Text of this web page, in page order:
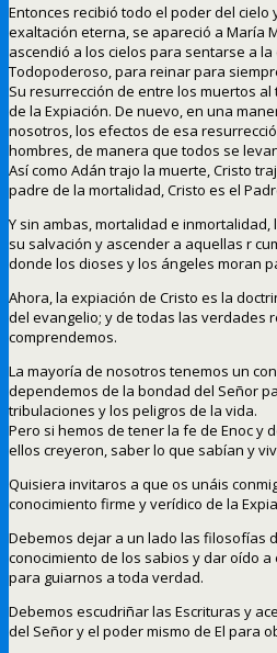
Entonces recibió todo el poder del cielo
exaltación eterna, se apareció a María
ascendió a los cielos para sentarse a
Todopoderoso, para reinar para
Su resurrección de entre los muertos
de la Expiación. De nuevo, en una
nosotros, los efectos de esa
hombres, de manera que todos se
Así como Adán trajo la muerte, Cristo
padre de la mortalidad, Cristo es el
Y sin ambas, mortalidad e
su salvación y ascender a aquellas r
donde los dioses y los ángeles moran
Ahora, la expiación de Cristo es la
del evangelio; y de todas las verdades
comprendemos.
La mayoría de nosotros tenemos un
dependemos de la bondad del Señor
tribulaciones y los peligros de la vida.
Pero si hemos de tener la fe de Enoc y
ellos creyeron, saber lo que sabían y
Quisiera invitaros a que os unáis
conocimiento firme y verídico de la
Debemos dejar a un lado las filosofías
conocimiento de los sabios y dar oído
para guiarnos a toda verdad.
Debemos escudriñar las Escrituras y
del Señor y el poder mismo de El para